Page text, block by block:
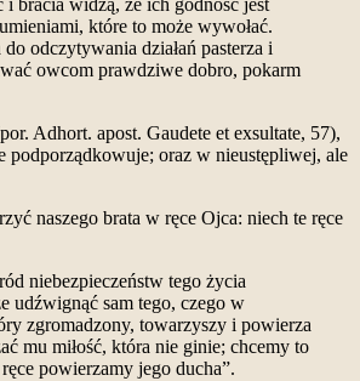
bracia widzą, że ich godność jest
które to może wywołać.
odczytywania działań pasterza i
owcom prawdziwe dobro, pokarm
Adhort. apost. Gaudete et exsultate, 57),
oraz w nieustępliwej, ale
naszego brata w ręce Ojca: niech te ręce
niebezpieczeństw tego życia
udźwignąć sam tego, czego w
zgromadzony, towarzyszy i powierza
mu miłość, która nie ginie; chcemy to
powierzamy jego ducha”.